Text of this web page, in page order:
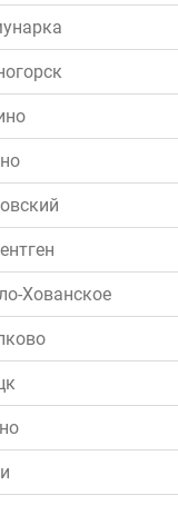
Хованское
Отправить
Салат "Вечер